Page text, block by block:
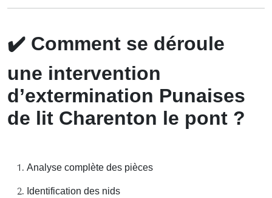
✔️ Comment se déroule
une intervention
d’extermination Punaises
de lit Charenton le pont ?
Analyse complète des pièces
Identification des nids